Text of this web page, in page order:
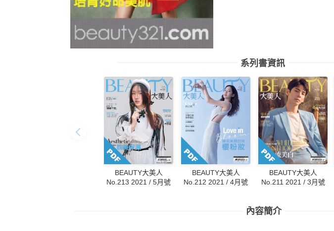
系列書資訊
BEAUTY大美人
No.213 2021 / 5月號
BEAUTY大美人
No.212 2021 / 4月號
BEAUTY大美人
No.211 2021 / 3月號
內容簡介